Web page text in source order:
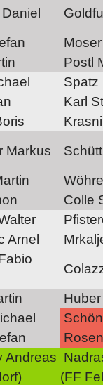
Postl
Spatz
Karl
Markus
Colle
Arnel
Andreas
(FF